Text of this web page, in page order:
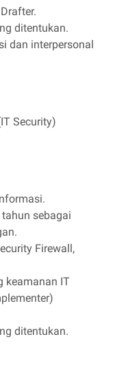
ditentukan.
dan interpersonal
Security)
sebagai
Firewall,
keamanan IT
ditentukan.